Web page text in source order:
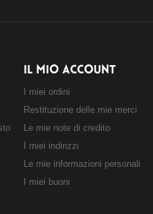
IL MIO ACCOUNT
I miei ordini
Restituzione delle mie merci
Le mie note di credito
I miei indirizzi
Le mie informazioni personali
I miei buoni